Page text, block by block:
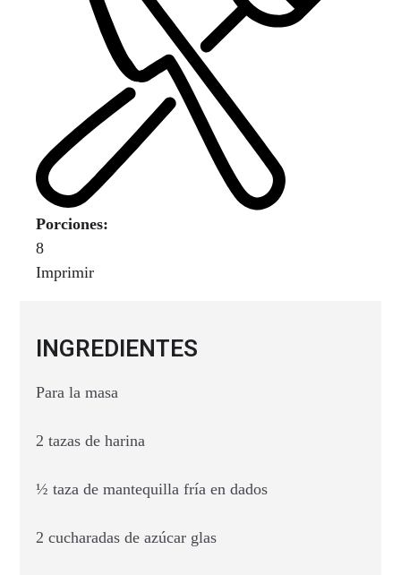
Porciones:
8
Imprimir
INGREDIENTES
Para la masa
2 tazas de harina
½ taza de mantequilla fría en dados
2 cucharadas de azúcar glas